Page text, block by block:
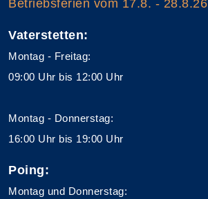
Betriebsferien vom 17.8. - 28.8.26
Vaterstetten:
Montag - Freitag:
09:00 Uhr bis 12:00 Uhr
Montag - Donnerstag:
16:00 Uhr bis 19:00 Uhr
Poing:
Montag und Donnerstag: